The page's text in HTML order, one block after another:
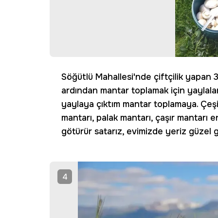
Söğütlü Mahallesi'nde çiftçilik yapan
ardından mantar toplamak için
yaylaya çıktım mantar toplamaya.
mantarı, palak mantarı, çaşır mantarı
götürür satarız, evimizde yeriz güzel
4